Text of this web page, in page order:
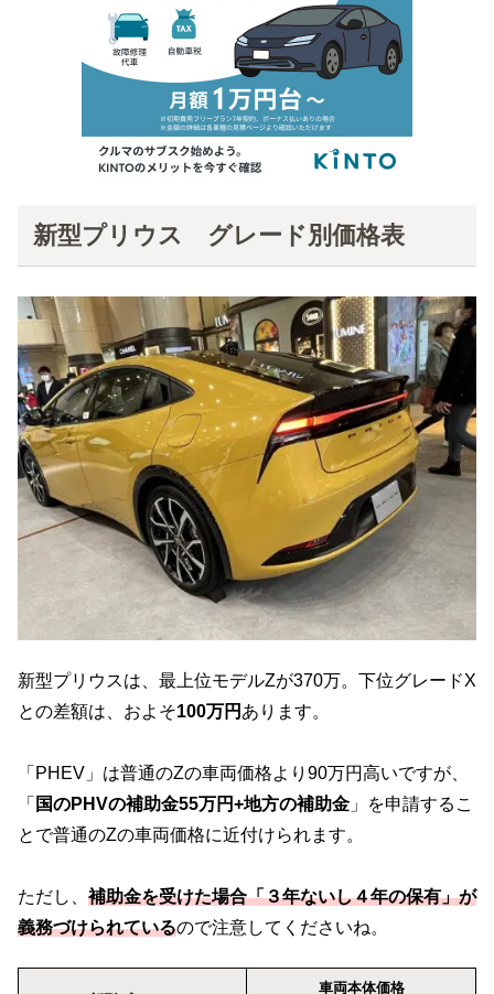
新型プリウス グレード別価格表
新型プリウスは、最上位モデルZが370万。下位グレードX
との差額は、およそ100万円 あります。
「PHEV」は普通のZの車両価格より90万円高いですが、
「 国のPHVの補助金55万円+地方の補助金 」を申請するこ
とで普通のZの車両価格に近付けられます。
ただし、 補助金を受けた場合「３年ないし４年の保有」が
義務づけられているので注意してくださいね。
車両本体価格